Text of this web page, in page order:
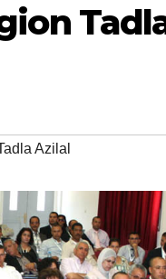
Azilal